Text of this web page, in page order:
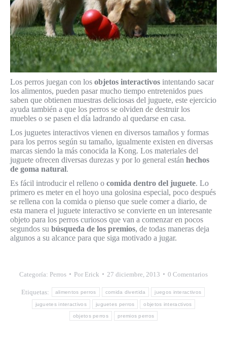
Los perros juegan con los objetos interactivos intentando sacar
los alimentos, pueden pasar mucho tiempo entretenidos pues
saben que obtienen muestras deliciosas del juguete, este ejercicio
ayuda también a que los perros se olviden de destruir los
muebles o se pasen el día ladrando al quedarse en casa.
Los juguetes interactivos vienen en diversos tamaños y formas
para los perros según su tamaño, igualmente existen en diversas
marcas siendo la más conocida la Kong. Los materiales del
juguete ofrecen diversas durezas y por lo general están hechos
de goma natural.
Es fácil introducir el relleno o comida dentro del juguete. Lo
primero es meter en el hoyo una golosina especial, poco después
se rellena con la comida o pienso que suele comer a diario, de
esta manera el juguete interactivo se convierte en un interesante
objeto para los perros curiosos que van a comenzar en pocos
segundos su búsqueda de los premios, de todas maneras deja
algunos a su alcance para que siga motivado a jugar.
Categoría: Perros Por Erick 27 diciembre, 2013 0 Comentarios
Etiquetas: alimentos perros comida divertida juegos interactivos
juguetes interactivos juguetes perros objetos interactivos
objetos perros premios perros